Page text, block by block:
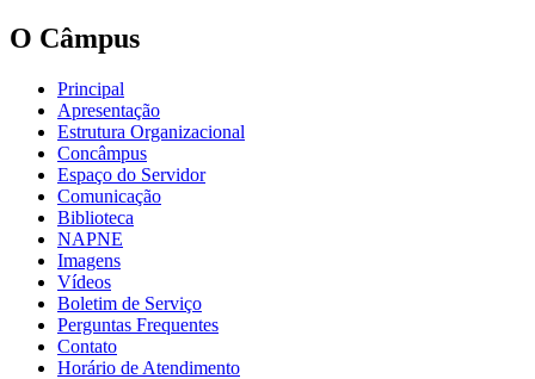
O Câmpus
Principal
Apresentação
Estrutura Organizacional
Concâmpus
Espaço do Servidor
Comunicação
Biblioteca
NAPNE
Imagens
Vídeos
Boletim de Serviço
Perguntas Frequentes
Contato
Horário de Atendimento